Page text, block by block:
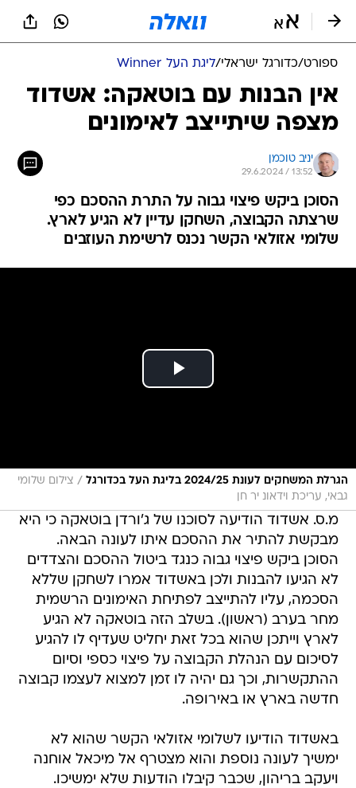
ספורט/כדורגל ישראלי/ליגת העל Winner
אין הבנות עם בוטאקה: אשדוד
מצפה שיתייצב לאימונים
יניב טוכמן
29.6.2024 / 13:52
הסוכן ביקש פיצוי גבוה על התרת ההסכם כפי
שרצתה הקבוצה, השחקן עדיין לא הגיע לארץ.
שלומי אזולאי הקשר נכנס לרשימת העוזבים
הגרלת המשחקים לעונת 2024/25 בליגת העל בכדורגל / צילום שלומי
גבאי, עריכת וידאונ יר חן
מ.ס. אשדוד הודיעה לסוכנו של ג'ורדן בוטאקה כי היא
מבקשת להתיר את ההסכם איתו לעונה הבאה.
הסוכן ביקש פיצוי גבוה כנגד ביטול ההסכם והצדדים
לא הגיעו להבנות ולכן באשדוד אמרו לשחקן שללא
הסכמה, עליו להתייצב לפתיחת האימונים הרשמית
מחר בערב (ראשון). בשלב הזה בוטאקה לא הגיע
לארץ וייתכן שהוא בכל זאת יחליט שעדיף לו להגיע
לסיכום עם הנהלת הקבוצה על פיצוי כספי וסיום
ההתקשרות, וכך גם יהיה לו זמן למצוא לעצמו קבוצה
חדשה בארץ או באירופה.
באשדוד הודיעו לשלומי אזולאי הקשר שהוא לא
ימשיך לעונה נוספת והוא מצטרף אל מיכאל אוחנה
ויעקב בריהון, שכבר קיבלו הודעות שלא ימשיכו.